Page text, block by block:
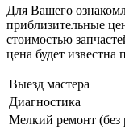
Для Вашего
приблизительные
стоимостью
цена будет известна
Выезд мастера
Диагностика
Мелкий ремонт